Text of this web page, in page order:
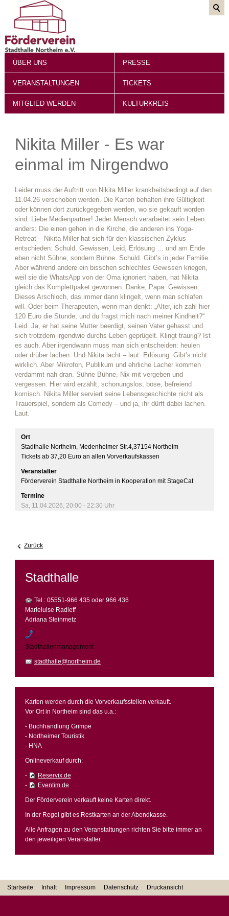
ÜBER UNS PRESSE
VERANSTALTUNGEN TICKETS
MITGLIED WERDEN KULTURKREIS
Nikita Miller - Es war
einmal im Nirgendwo
Leider muss der Auftritt von Nikita Miller krankheitsbedingt auf den
11.04.26 verschoben werden. Die Karten behalten ihre Gültigkeit
oder können dort zurückgegeben werden, wo sie gekauft worden
sind. Liebe Medienpartner! Jeder Mensch verarbeitet sein Leben
anders: Die einen gehen in die Kirche, die anderen ins Yoga-
Retreat – Nikita Miller hat sich für den klassischen Zyklus
entschieden: Schuld, Gewissen, Leid, Erlösung … und am Ende
eben nicht Sühne, sondern Bühne. Schuld. Gibt’s in jeder Familie.
Aber während andere ein bisschen schlechtes Gewissen kriegen,
weil sie die WhatsApp von der Oma ignoriert haben, hat Nikita
gleich das Komplettpaket gewonnen. Danke, Papa. Gewissen.
Dieses Arschloch, das immer dann klingelt, wenn man schlafen
will. Oder beim Therapeuten, wenn man denkt: „Alter, ich zahl hier
120 Euro die Stunde, und du fragst mich nach meiner Kindheit?“
Leid. Ja, er hat seine Mutter beerdigt, seinen Vater gehasst und
sich trotzdem irgendwie durchs Leben geprügelt. Klingt traurig? Ist
es auch. Aber irgendwann muss man sich entscheiden: heulen
oder drüber lachen. Und Nikita lacht – laut. Erlösung. Gibt’s nicht
wirklich. Aber Mikrofon, Publikum und ehrliche Lacher kommen
verdammt nah dran. Sühne Bühne. Nix mit vergeben und
vergessen. Hier wird erzählt, schonungslos, böse, befreiend
komisch. Nikita Miller serviert seine Lebensgeschichte nicht als
Trauerspiel, sondern als Comedy – und ja, ihr dürft dabei lachen.
Laut.
Ort
Stadthalle Northeim, Medenheimer Str.4,37154 Northeim
Tickets ab 37,20 Euro an allen Vorverkaufskassen
Veranstalter
Förderverein Stadthalle Northeim in Kooperation mit StageCat
Termine
Sa, 11.04.2026, 20:00 - 22:30 Uhr
Zurück
Stadthalle
Tel.: 05551-966 435 oder 966 436
Marieluise Radleff
Adriana Steinmetz
Stadthallenmanagement
stadthalle@northeim.de
Karten werden durch die Vorverkaufsstellen verkauft.
Vor Ort in Northeim sind das u.a.:
- Buchhandlung Grimpe
- Northeimer Touristik
- HNA
Onlineverkauf durch:
-
Reservix.de
-
Eventim.de
Der Förderverein verkauft keine Karten direkt.
In der Regel gibt es Restkarten an der Abendkasse.
Alle Anfragen zu den Veranstaltungen richten Sie bitte immer an
den jeweiligen Veranstalter.
Startseite Inhalt Impressum Datenschutz Druckansicht